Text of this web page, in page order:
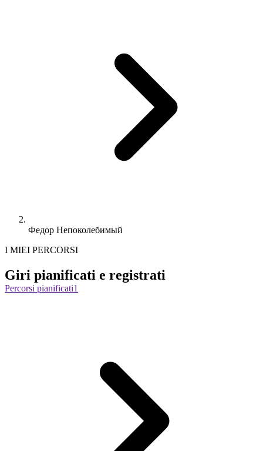
Федор Непоколебимый
I MIEI PERCORSI
Giri pianificati e registrati
Percorsi pianificati1